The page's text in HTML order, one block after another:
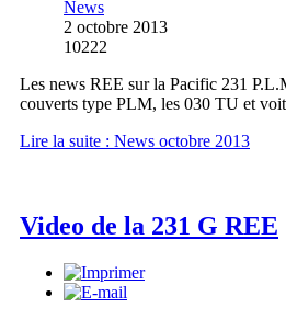
News
2 octobre 2013
10222
Les news REE sur la Pacific 231
couverts type PLM, les 030 TU et
Lire la suite : News octobre 2013
Video de la 231 G REE